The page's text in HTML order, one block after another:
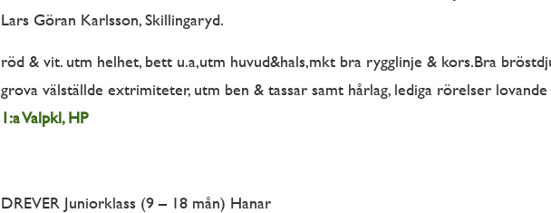
Lars Göran Karlsson, Skillingaryd.
röd & vit. utm helhet, bett u.a,utm huvud&hals,mkt bra rygglinje & kors.Bra
grova välställde extrimiteter, utm ben & tassar samt hårlag, lediga rörelser lovande
1:a Valpkl, HP
DREVER Juniorklass (9 – 18 mån) Hanar